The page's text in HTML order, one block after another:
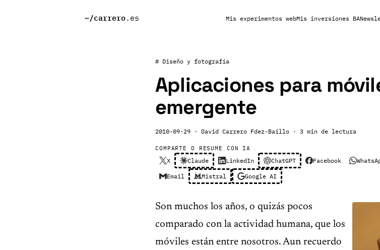
~/carrero.es Mis experimentos webMis inversiones BA
# Diseño y fotografía
Aplicaciones para
emergente
2010-09-29 · David Carrero Fdez-Baillo · 3 min de lectura
COMPARTE O RESUME CON IA
X Claude LinkedIn ChatGPT Facebook
Email Mistral Google AI
Son muchos los años, o quizás pocos
comparado con la actividad humana, que los
móviles están entre nosotros. Aun recuerdo